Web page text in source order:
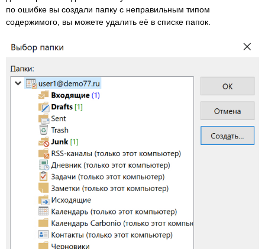
по ошибке вы создали папку с неправильным типом
содержимого, вы можете удалить её в списке папок.